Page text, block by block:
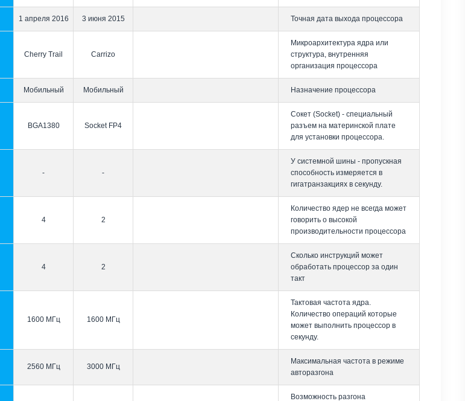
1 апреля 2016 3 июня 2015 Точная дата выхода процессора
Cherry Trail Carrizo
Микроархитектура ядра или
структура, внутренняя
организация процессора
Мобильный Мобильный Назначение процессора
BGA1380 Socket FP4
Сокет (Socket) - специальный
разъем на материнской плате
для установки процессора.
- -
У системной шины - пропускная
способность измеряется в
гигатранзакциях в секунду.
4 2
Количество ядер не всегда может
говорить о высокой
производительности процессора
4 2
Сколько инструкций может
обработать процессор за один
такт
1600 МГц 1600 МГц
Тактовая частота ядра.
Количество операций которые
может выполнить процессор в
секунду.
2560 МГц 3000 МГц
Максимальная частота в режиме
авторазгона
Возможность разгона